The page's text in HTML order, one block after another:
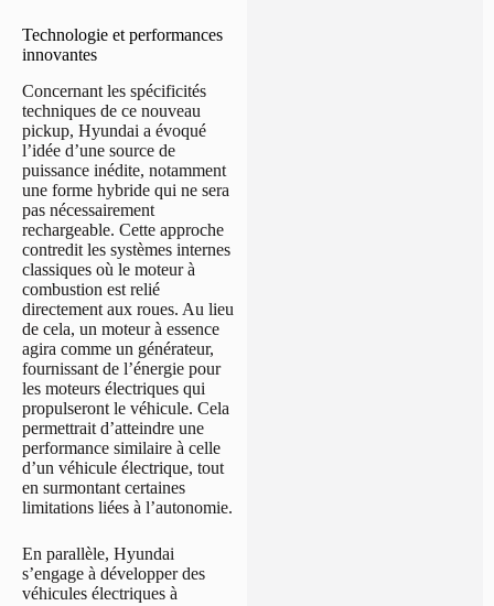
Technologie et performances
innovantes
Concernant les spécificités
techniques de ce nouveau
pickup, Hyundai a évoqué
l’idée d’une source de
puissance inédite, notamment
une forme hybride qui ne sera
pas nécessairement
rechargeable. Cette approche
contredit les systèmes internes
classiques où le moteur à
combustion est relié
directement aux roues. Au lieu
de cela, un moteur à essence
agira comme un générateur,
fournissant de l’énergie pour
les moteurs électriques qui
propulseront le véhicule. Cela
permettrait d’atteindre une
performance similaire à celle
d’un véhicule électrique, tout
en surmontant certaines
limitations liées à l’autonomie.
En parallèle, Hyundai
s’engage à développer des
véhicules électriques à